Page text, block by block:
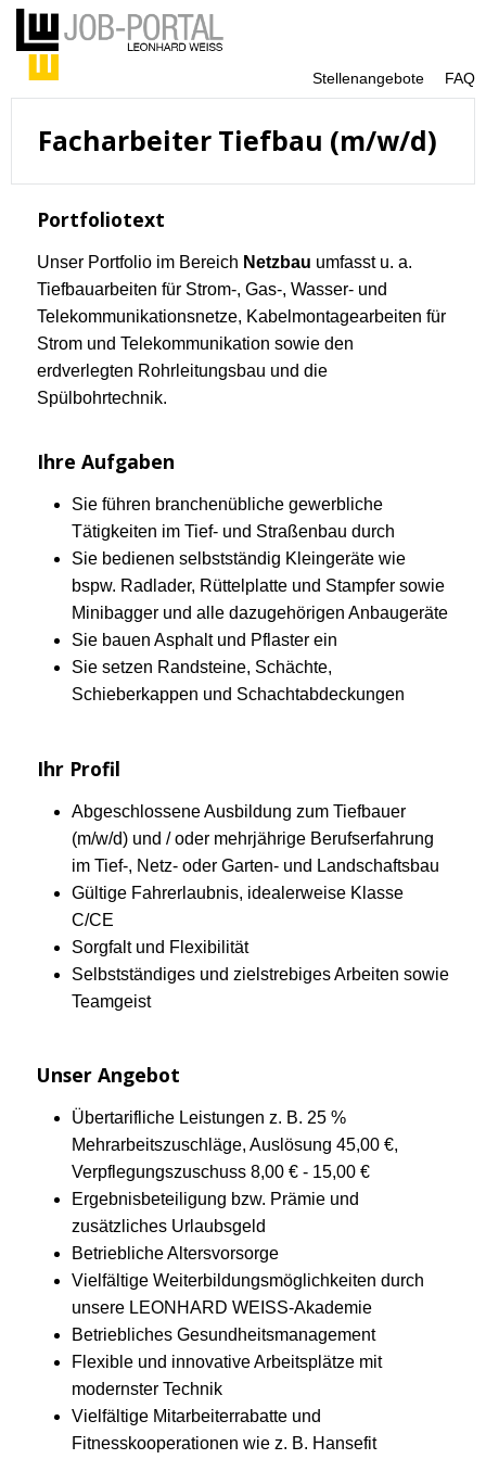
Stellenangebote FAQ
Facharbeiter Tiefbau (m/w/d)
Portfoliotext
Unser Portfolio im Bereich Netzbau umfasst u. a.
Tiefbauarbeiten für Strom-, Gas-, Wasser- und
Telekommunikationsnetze, Kabelmontagearbeiten für
Strom und Telekommunikation sowie den
erdverlegten Rohrleitungsbau und die
Spülbohrtechnik.
Ihre Aufgaben
Sie führen branchenübliche gewerbliche
Tätigkeiten im Tief- und Straßenbau durch
Sie bedienen selbstständig Kleingeräte wie
bspw. Radlader, Rüttelplatte und Stampfer sowie
Minibagger und alle dazugehörigen Anbaugeräte
Sie bauen Asphalt und Pflaster ein
Sie setzen Randsteine, Schächte,
Schieberkappen und Schachtabdeckungen
Ihr Profil
Abgeschlossene Ausbildung zum Tiefbauer
(m/w/d) und / oder mehrjährige Berufserfahrung
im Tief-, Netz- oder Garten- und Landschaftsbau
Gültige Fahrerlaubnis, idealerweise Klasse
C/CE
Sorgfalt und Flexibilität
Selbstständiges und zielstrebiges Arbeiten sowie
Teamgeist
Unser Angebot
Übertarifliche Leistungen z. B. 25 %
Mehrarbeitszuschläge, Auslösung 45,00 €,
Verpflegungszuschuss 8,00 € - 15,00 €
Ergebnisbeteiligung bzw. Prämie und
zusätzliches Urlaubsgeld
Betriebliche Altersvorsorge
Vielfältige Weiterbildungsmöglichkeiten durch
unsere LEONHARD WEISS-Akademie
Betriebliches Gesundheitsmanagement
Flexible und innovative Arbeitsplätze mit
modernster Technik
Vielfältige Mitarbeiterrabatte und
Fitnesskooperationen wie z. B. Hansefit